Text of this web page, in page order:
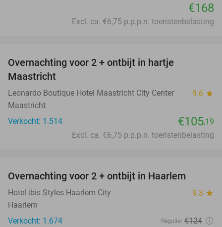
€168
Excl. ca. €6,75 p.p.p.n. toeristenbelasting
Overnachting voor 2 + ontbijt in hartje
Maastricht
Leonardo Boutique Hotel Maastricht City Center 9.6 star
Maastricht
Verkocht: 1.514
€105,19
Excl. ca. €6,75 p.p.p.n. toeristenbelasting
Overnachting voor 2 + ontbijt in Haarlem
Hotel ibis Styles Haarlem City 9.3 star
Haarlem
Verkocht: 1.674
Regulier €124